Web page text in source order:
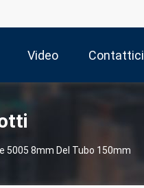
Video Contattici
5005 8mm Del Tubo 150mm